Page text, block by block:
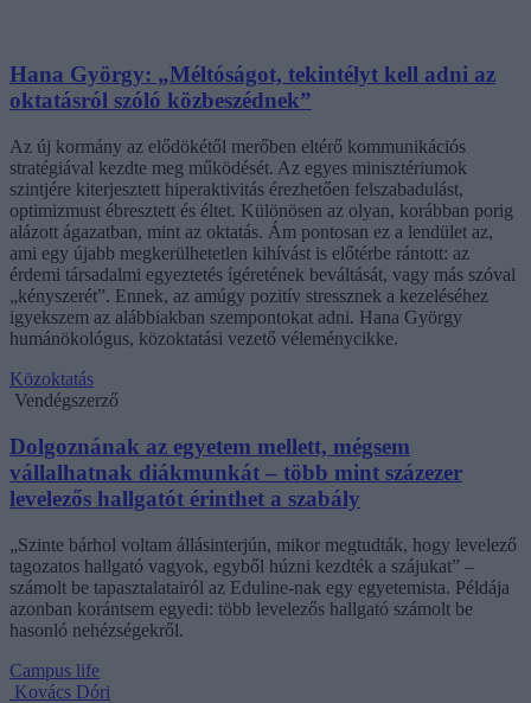
Hana György: „Méltóságot, tekintélyt kell adni az
oktatásról szóló közbeszédnek”
Az új kormány az elődökétől merőben eltérő kommunikációs
stratégiával kezdte meg működését. Az egyes minisztériumok
szintjére kiterjesztett hiperaktivitás érezhetően felszabadulást,
optimizmust ébresztett és éltet. Különösen az olyan, korábban porig
alázott ágazatban, mint az oktatás. Ám pontosan ez a lendület az,
ami egy újabb megkerülhetetlen kihívást is előtérbe rántott: az
érdemi társadalmi egyeztetés ígéretének beváltását, vagy más szóval
„kényszerét”. Ennek, az amúgy pozitív stressznek a kezeléséhez
igyekszem az alábbiakban szempontokat adni. Hana György
humánökológus, közoktatási vezető véleménycikke.
Közoktatás
Vendégszerző
Dolgoznának az egyetem mellett, mégsem
vállalhatnak diákmunkát – több mint százezer
levelezős hallgatót érinthet a szabály
„Szinte bárhol voltam állásinterjún, mikor megtudták, hogy levelező
tagozatos hallgató vagyok, egyből húzni kezdték a szájukat” –
számolt be tapasztalatairól az Eduline-nak egy egyetemista. Példája
azonban korántsem egyedi: több levelezős hallgató számolt be
hasonló nehézségekről.
Campus life
Kovács Dóri